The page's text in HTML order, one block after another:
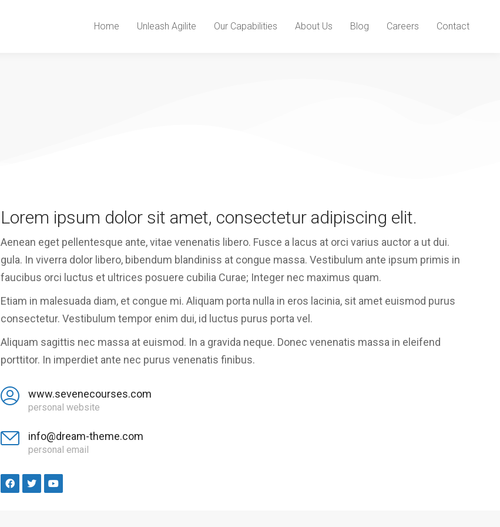
Home Unleash Agilite Our Capabilities About Us Blog Careers Contact
Lorem ipsum dolor sit amet, consectetur adipiscing elit.
Aenean eget pellentesque ante, vitae venenatis libero. Fusce a lacus at orci varius auctor a ut dui.
gula. In viverra dolor libero, bibendum blandiniss at congue massa. Vestibulum ante ipsum primis in
faucibus orci luctus et ultrices posuere cubilia Curae; Integer nec maximus quam.
Etiam in malesuada diam, et congue mi. Aliquam porta nulla in eros lacinia, sit amet euismod purus
consectetur. Vestibulum tempor enim dui, id luctus purus porta vel.
Aliquam sagittis nec massa at euismod. In a gravida neque. Donec venenatis massa in eleifend
porttitor. In imperdiet ante nec purus venenatis finibus.
www.sevenecourses.com
personal website
info@dream-theme.com
personal email